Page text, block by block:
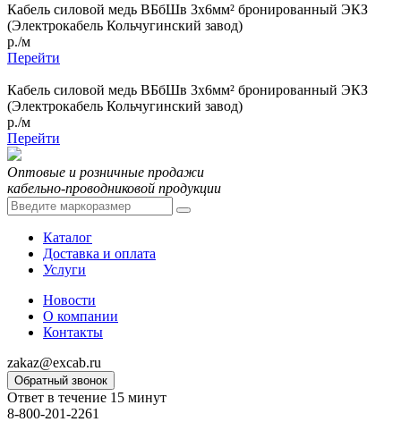
Кабель силовой медь ВБбШв 3x6мм² бронированный ЭКЗ
(Электрокабель Кольчугинский завод)
р./м
Перейти
Кабель силовой медь ВБбШв 3x6мм² бронированный ЭКЗ
(Электрокабель Кольчугинский завод)
р./м
Перейти
Оптовые и розничные продажи
кабельно-проводниковой продукции
Каталог
Доставка и оплата
Услуги
Новости
О компании
Контакты
zakaz@excab.ru
Обратный звонок
Ответ в течение 15 минут
8-800-201-2261